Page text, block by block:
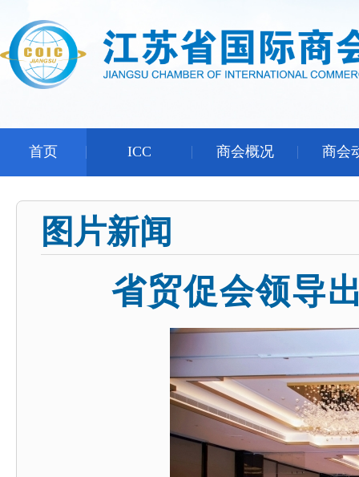
首页 ICC 商会概况 商会
图片新闻
省贸促会领导